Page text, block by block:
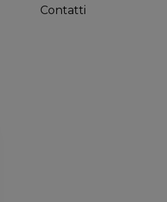
Contatti